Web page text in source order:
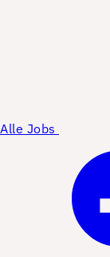
Alle Jobs